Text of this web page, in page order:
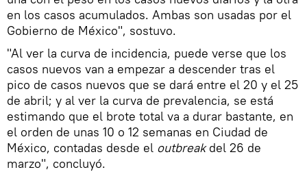
en los casos acumulados. Ambas son usadas por el
Gobierno de México", sostuvo.
"Al ver la curva de incidencia, puede verse que los
casos nuevos van a empezar a descender tras el
pico de casos nuevos que se dará entre el 20 y el 25
de abril; y al ver la curva de prevalencia, se está
estimando que el brote total va a durar bastante, en
el orden de unas 10 o 12 semanas en Ciudad de
México, contadas desde el outbreakdel 26 de
marzo", concluyó.